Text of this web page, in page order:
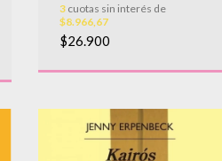
3cuotas sin interés de
$8.966,67
$26.900